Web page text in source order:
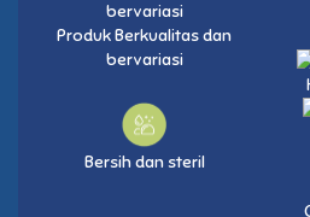
Produk Berkualitas dan
bervariasi
Bersih dan steril